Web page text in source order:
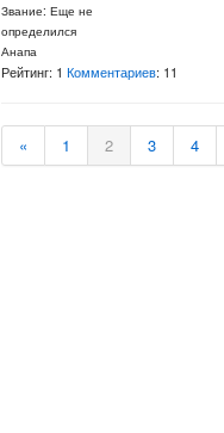
Звание: Еще не
определился
Анапа
Рейтинг: 1Комментариев: 11
« 1 2 3 4